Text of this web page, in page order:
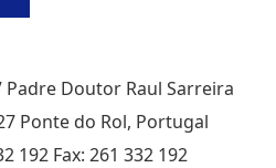
Padre Doutor Raul Sarreira
Ponte do Rol, Portugal
192 Fax: 261 332 192